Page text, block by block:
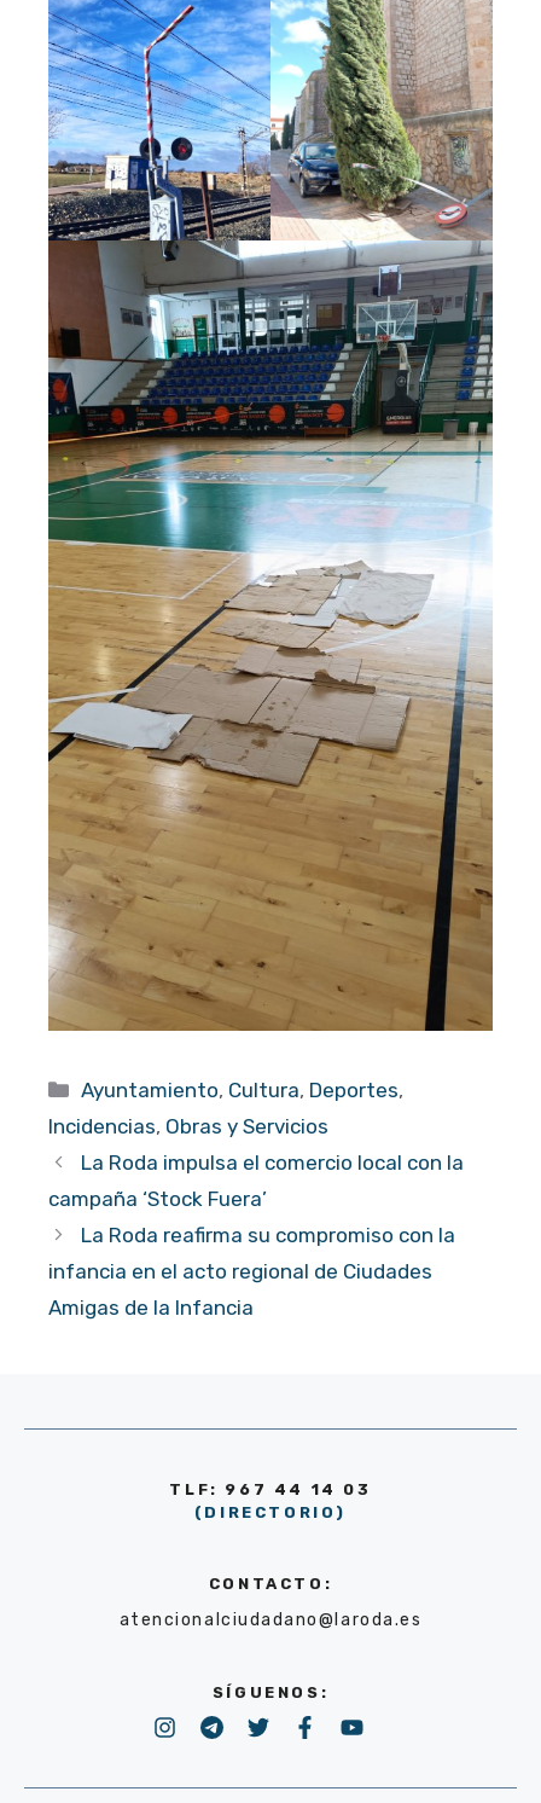
Categorías
Ayuntamiento, Cultura, Deportes,
Incidencias, Obras y Servicios
La Roda impulsa el comercio local con la
campaña ‘Stock Fuera’
La Roda reafirma su compromiso con la
infancia en el acto regional de Ciudades
Amigas de la Infancia
TLF: 967 44 14 03
(DIRECTORIO)
CONTACTO:
atencionalciudadano@laroda.es
SÍGUENOS: